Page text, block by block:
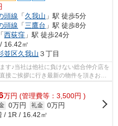
頭線 「久我山 」駅 徒歩5分
頭線 「三鷹台 」駅 徒歩8分
「西荻窪 」駅 徒歩24分
16.42㎡
並区久我山 ３丁目
す♪当社は他社に負けない総合仲介店を
接ご挨拶に行き最新の物件を頂きお客
...
万円 (管理費等：3,500円 )
0万円 礼金 0万円
/ 1R / 16.42㎡